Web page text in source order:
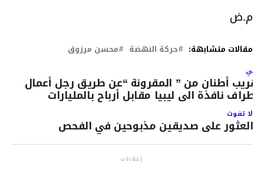
م.ض
مقالات متشابهة: حركة النهضة محسن مرزوق
أطنان من ” المقرونة “عن طريق رجل أعمال
نافذة الى ليبيا مقابل أرباح بالمليارات
لا تفوت
العثور على صديقين مذبوحين في الفحص
إعلانات